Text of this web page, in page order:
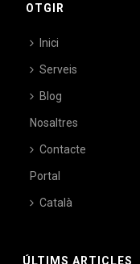
OTGIR
Inici
Serveis
Blog
Nosaltres
Contacte
Portal
Català
ÚLTIMS ARTICLES